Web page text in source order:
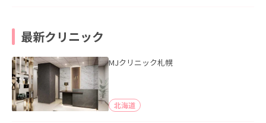
最新クリニック
MJクリニック札幌
北海道